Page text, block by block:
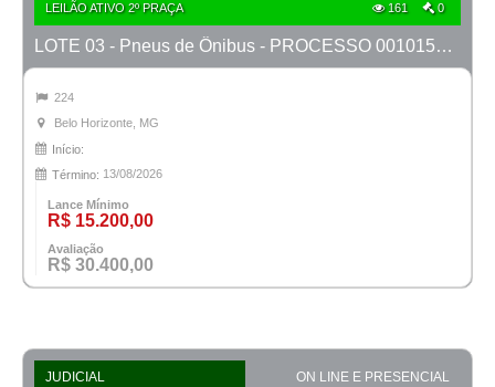
LEILÃO ATIVO 2º PRAÇA 161 0
LOTE 03 - Pneus de Ônibus - PROCESSO 0010150-69.2026-18ª BH
224
Belo Horizonte, MG
Início:
Término: 13/08/2026
Lance Mínimo
R$ 15.200,00
Avaliação
R$ 30.400,00
JUDICIAL ON LINE E PRESENCIAL